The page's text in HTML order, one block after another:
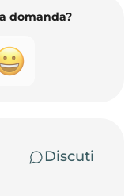
domanda?
Discuti